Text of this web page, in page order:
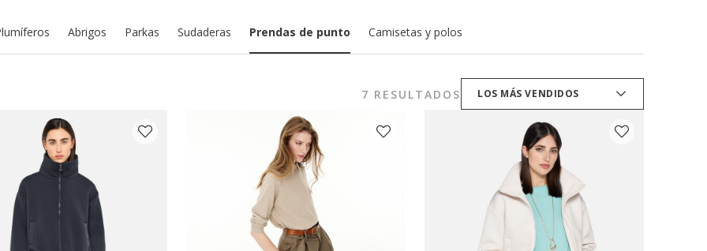
Abrigos Parkas Sudaderas Prendas de punto Camisetas y polos
7 RESULTADOS LOS MÁS VENDIDOS